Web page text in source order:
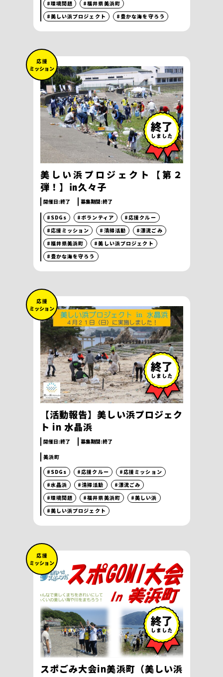
#環境問題
#福井県美浜町
#美しい浜プロジェクト
#豊かな海を守ろう
応 援
ミッション
美しい浜プロジェクト【第２
弾！】㏌久々子
開催日:終了 募集期間:終了
#SDGs #ボランティア
#応援クルー
#応援ミッション
#清掃活動
#漂流ごみ
#福井県美浜町
#美しい浜プロジェクト
#豊かな海を守ろう
応 援
ミッション
【活動報告】美しい浜プロジェク
ト in 水晶浜
開催日:終了 募集期間:終了
美浜町
#SDGs
#応援クルー
#応援ミッション
#水晶浜
#清掃活動
#漂流ごみ
#環境問題
#福井県美浜町
#美しい浜
#美しい浜プロジェクト
応 援
ミッション
スポごみ大会in美浜町（美しい浜